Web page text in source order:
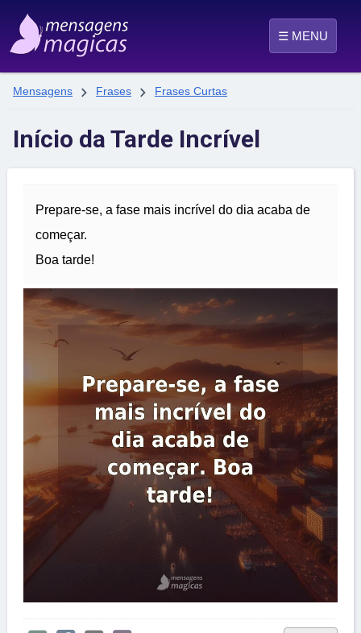
☰ MENU
Mensagens  Frases  Frases Curtas
Início da Tarde Incrível
Prepare-se, a fase mais incrível do dia acaba de
começar.
Boa tarde!